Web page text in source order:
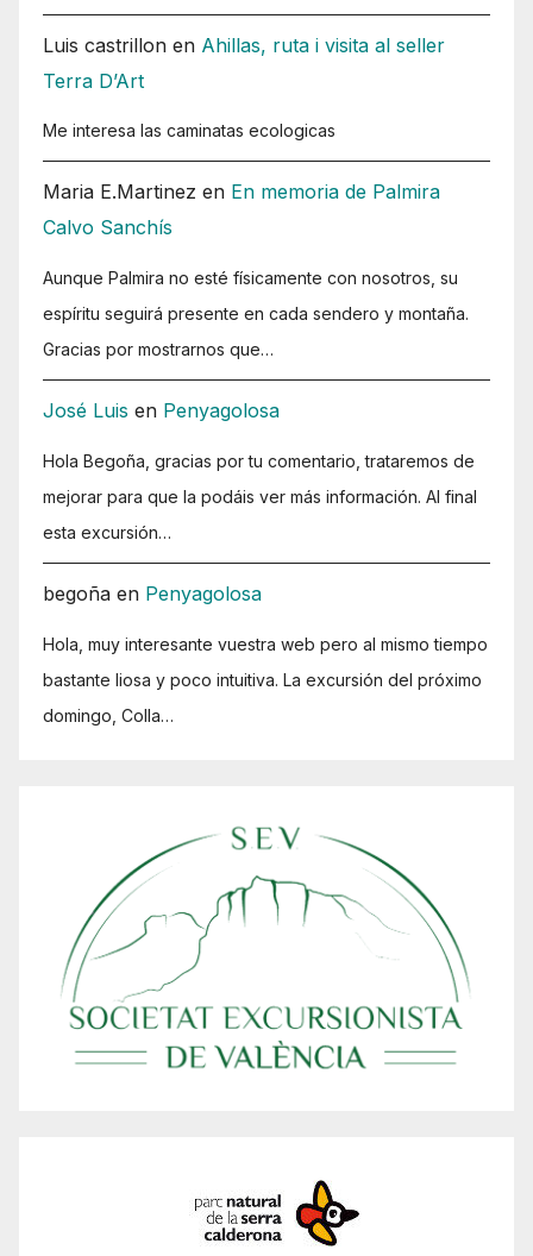
Luis castrillon en Ahillas, ruta i visita al seller
Terra D’Art
Me interesa las caminatas ecologicas
Maria E.Martinez en En memoria de Palmira
Calvo Sanchís
Aunque Palmira no esté físicamente con nosotros, su
espíritu seguirá presente en cada sendero y montaña.
Gracias por mostrarnos que…
José Luis en Penyagolosa
Hola Begoña, gracias por tu comentario, trataremos de
mejorar para que la podáis ver más información. Al final
esta excursión…
begoña en Penyagolosa
Hola, muy interesante vuestra web pero al mismo tiempo
bastante liosa y poco intuitiva. La excursión del próximo
domingo, Colla…